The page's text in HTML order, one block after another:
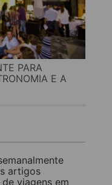
PARA
E A
artigos
viagens em